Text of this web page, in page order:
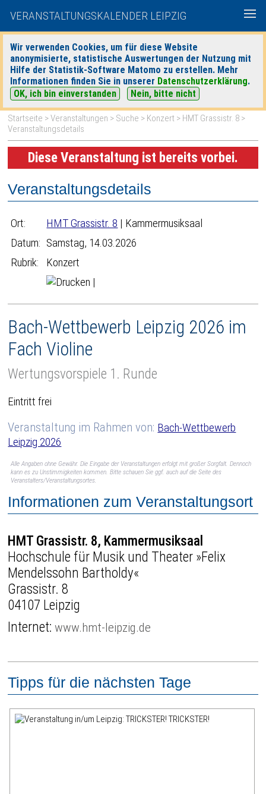
VERANSTALTUNGSKALENDER LEIPZIG
Wir verwenden Cookies, um für diese Website
anonymisierte, statistische Auswertungen der Nutzung mit
Hilfe der Statistik-Software Matomo zu erstellen. Mehr
Informationen finden Sie in unserer Datenschutzerklärung.
OK, ich bin einverstanden
Nein, bitte nicht
heute|morgen| Detaillierte Suche
Startseite >Veranstaltungen > Suche > Konzert > HMT Grassistr. 8 >
Veranstaltungsdetails
Diese Veranstaltung ist bereits vorbei.
Veranstaltungsdetails
Ort: HMT Grassistr. 8 | Kammermusiksaal
Datum: Samstag, 14.03.2026
Rubrik:
Konzert
|
Bach-Wettbewerb Leipzig 2026 im
Fach Violine
Wertungsvorspiele 1. Runde
Eintritt frei
Veranstaltung im Rahmen von: Bach-Wettbewerb
Leipzig 2026
Alle Angaben ohne Gewähr. Die Eingabe der Veranstaltungen erfolgt mit großer Sorgfalt. Dennoch
kann es zu Unstimmigkeiten kommen. Bitte schauen Sie ggf. auch auf die Seite des
Veranstalters/Veranstaltungsortes.
Informationen zum Veranstaltungsort
HMT Grassistr. 8, Kammermusiksaal
Hochschule für Musik und Theater »Felix
Mendelssohn Bartholdy«
Grassistr. 8
04107 Leipzig
Internet:www.hmt-leipzig.de
Tipps für die nächsten Tage